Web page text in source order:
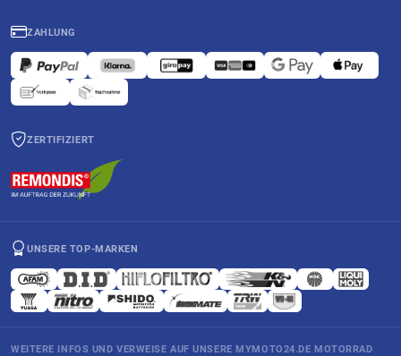
ZAHLUNG
ZERTIFIZIERT
UNSERE TOP-MARKEN
WEITERE INFOS UND VERWEISE AUF UNSERE MYMOTO24.DE MOTORRAD